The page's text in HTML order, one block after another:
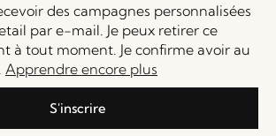
des campagnes personnalisées
par e-mail. Je peux retirer ce
à tout moment. Je confirme avoir au
Apprendre encore plus
S'inscrire